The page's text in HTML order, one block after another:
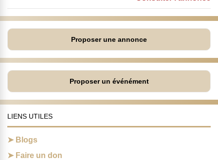
Proposer une annonce
Proposer un événément
LIENS UTILES
Blogs
Faire un don